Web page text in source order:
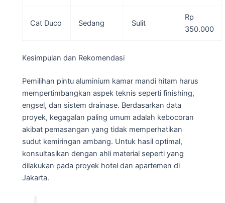
Cat Duco Sedang Sulit
Rp
350.000
Kesimpulan dan Rekomendasi
Pemilihan pintu aluminium kamar mandi hitam harus
mempertimbangkan aspek teknis seperti finishing,
engsel, dan sistem drainase. Berdasarkan data
proyek, kegagalan paling umum adalah kebocoran
akibat pemasangan yang tidak memperhatikan
sudut kemiringan ambang. Untuk hasil optimal,
konsultasikan dengan ahli material seperti yang
dilakukan pada proyek hotel dan apartemen di
Jakarta.